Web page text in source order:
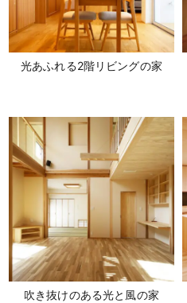
光あふれる2階リビングの家
吹き抜けのある光と風の家